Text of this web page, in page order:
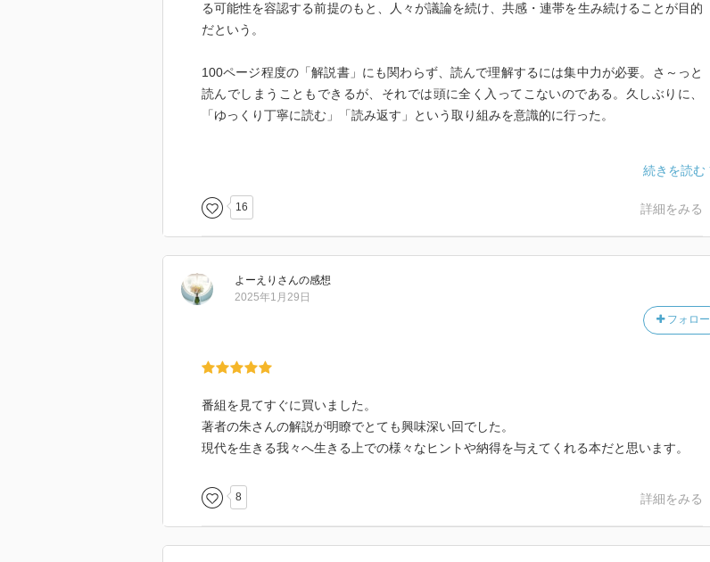
る可能性を容認する前提のもと、人々が議論を続け、共感・連帯を生み続けることが目的
だという。
100ページ程度の「解説書」にも関わらず、読んで理解するには集中力が必要。さ～っと
読んでしまうこともできるが、それでは頭に全く入ってこないのである。久しぶりに、
「ゆっくり丁寧に読む」「読み返す」という取り組みを意識的に行った。
の説明もあり、少しリラックスできるパートもある。紙面が限られる中で、素人に何とか
ローティ哲学を分かり易く伝えようとする解説者の心遣いを感じた。
16 詳細をみる
よーえり さんの感想
フォロー
2025年1月29日
番組を見てすぐに買いました。
著者の朱さんの解説が明瞭でとても興味深い回でした。
現代を生きる我々へ生きる上での様々なヒントや納得を与えてくれる本だと思います。
8 詳細をみる